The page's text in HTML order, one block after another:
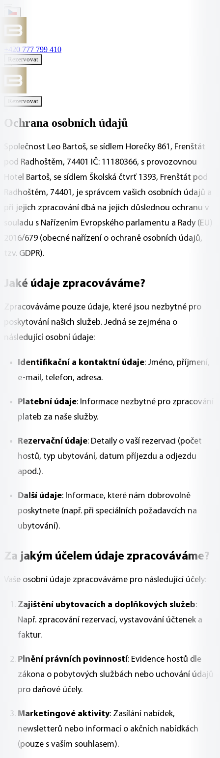
+420 777 799 410
Rezervovat
Rezervovat
Ochrana osobních údajů
Společnost Leo Bartoš, se sídlem Horečky 861, Frenštát
pod Radhoštěm, 74401 IČ: 11180366, s provozovnou
Hotel Bartoš, se sídlem Školská čtvrť 1393, Frenštát pod
Radhoštěm, 74401, je správcem vašich osobních údajů a
při jejich zpracování dbá na jejich důslednou ochranu v
souladu s Nařízením Evropského parlamentu a Rady (EU)
2016/679 (obecné nařízení o ochraně osobních údajů,
tzv. GDPR).
Jaké údaje zpracováváme?
Zpracováváme pouze údaje, které jsou nezbytné pro
poskytování našich služeb. Jedná se zejména o
následující osobní údaje:
Identifikační a kontaktní údaje: Jméno, příjmení,
e-mail, telefon, adresa.
Platební údaje: Informace nezbytné pro zpracování
plateb za naše služby.
Rezervační údaje: Detaily o vaší rezervaci (počet
hostů, typ ubytování, datum příjezdu a odjezdu
apod.).
Další údaje: Informace, které nám dobrovolně
poskytnete (např. při speciálních požadavcích na
ubytování).
Za jakým účelem údaje zpracováváme?
Vaše osobní údaje zpracováváme pro následující účely:
Zajištění ubytovacích a doplňkových služeb:
Např. zpracování rezervací, vystavování účtenek a
faktur.
Plnění právních povinností: Evidence hostů dle
zákona o pobytových službách nebo uchování údajů
pro daňové účely.
Marketingové aktivity: Zasílání nabídek,
newsletterů nebo informací o akčních nabídkách
(pouze s vaším souhlasem).